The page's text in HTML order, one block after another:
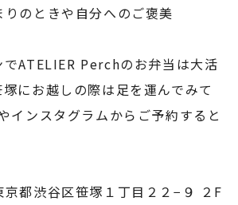
りのときや自分へのご褒美
でATELIER Perchのお弁当は大活
にお越しの際は足を運んでみて
インスタグラムからご予約すると
都渋谷区笹塚１丁目２２−９ ２F